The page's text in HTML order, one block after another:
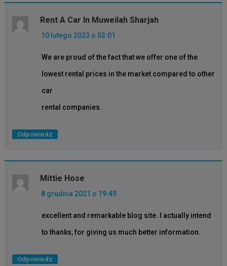
Rent A Car In Muweilah Sharjah
10 lutego 2023 o 03:01
We are proud of the fact that we offer one of the
lowest rental prices in the market compared to other
car
rental companies.
Odpowiedz
Mittie Hose
8 grudnia 2021 o 19:49
excellent and remarkable blog site. I actually intend
to thanks, for giving us much better information.
Odpowiedz